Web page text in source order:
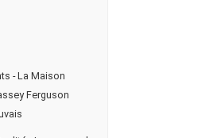
- La Maison
Ferguson